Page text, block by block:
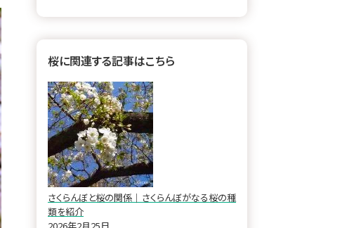
桜に関連する記事はこちら
さくらんぼと桜の関係｜さくらんぼがなる桜の種
類を紹介